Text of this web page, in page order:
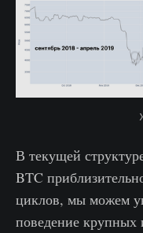
В текущей
BTC
циклов, мы можем
поведение крупных